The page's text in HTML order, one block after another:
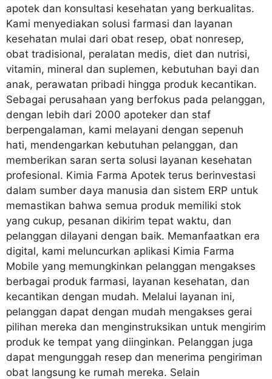
apotek dan konsultasi kesehatan yang berkualitas.
Kami menyediakan solusi farmasi dan layanan
kesehatan mulai dari obat resep, obat nonresep,
obat tradisional, peralatan medis, diet dan nutrisi,
vitamin, mineral dan suplemen, kebutuhan bayi dan
anak, perawatan pribadi hingga produk kecantikan.
Sebagai perusahaan yang berfokus pada pelanggan,
dengan lebih dari 2000 apoteker dan staf
berpengalaman, kami melayani dengan sepenuh
hati, mendengarkan kebutuhan pelanggan, dan
memberikan saran serta solusi layanan kesehatan
profesional. Kimia Farma Apotek terus berinvestasi
dalam sumber daya manusia dan sistem ERP untuk
memastikan bahwa semua produk memiliki stok
yang cukup, pesanan dikirim tepat waktu, dan
pelanggan dilayani dengan baik. Memanfaatkan era
digital, kami meluncurkan aplikasi Kimia Farma
Mobile yang memungkinkan pelanggan mengakses
berbagai produk farmasi, layanan kesehatan, dan
kecantikan dengan mudah. ​​Melalui layanan ini,
pelanggan dapat dengan mudah mengakses gerai
pilihan mereka dan menginstruksikan untuk mengirim
produk ke tempat yang diinginkan. Pelanggan juga
dapat mengunggah resep dan menerima pengiriman
obat langsung ke rumah mereka. Selain